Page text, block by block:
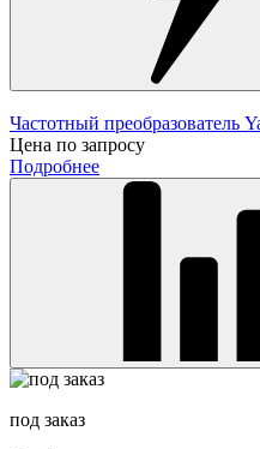
Частотный преобразователь
Цена по запросу
Подробнее
под заказ